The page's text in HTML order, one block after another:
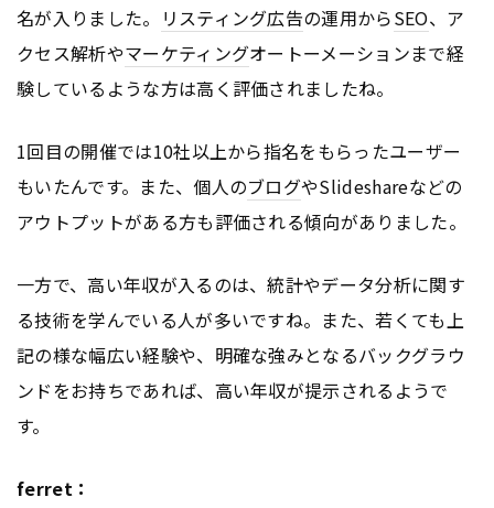
名が入りました。 リスティング広告の運用からSEO、ア
クセス解析やマーケティングオートーメーションまで経
験しているような方は高く評価されましたね。
1回目の開催では10社以上から指名をもらったユーザー
もいたんです。また、個人のブログやSlideshareなどの
アウトプットがある方も評価される傾向がありました。
一方で、高い年収が入るのは、統計やデータ分析に関す
る技術を学んでいる人が多いですね。また、若くても上
記の様な幅広い経験や、明確な強みとなるバックグラウ
ンドをお持ちであれば、高い年収が提示されるようで
す。
ferret：